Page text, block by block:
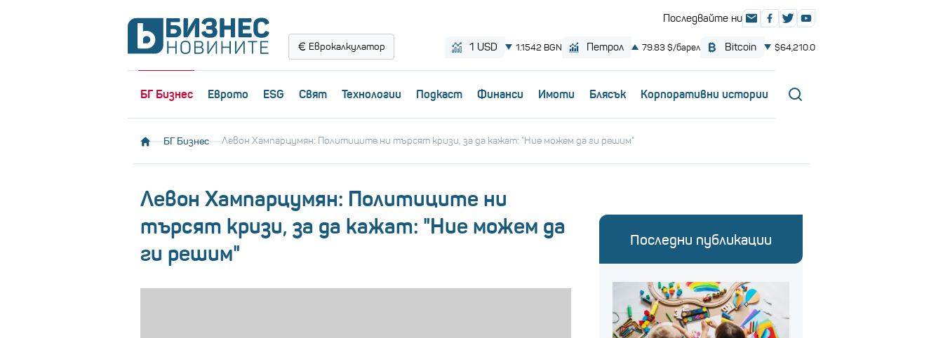
Еврокалкулатор
БГ Бизнес Еврото ESG Свят Технологии Пoдкаст Финанси Имоти Блясък Корпоративни истории
БГ Бизнес Левон Хампарцумян: Политиците ни търсят кризи, за да кажат: "Ние можем да ги решим"
Левон Хампарцумян: Политиците ни
търсят кризи, за да кажат: "Ние можем да
ги решим"
Последни публикации